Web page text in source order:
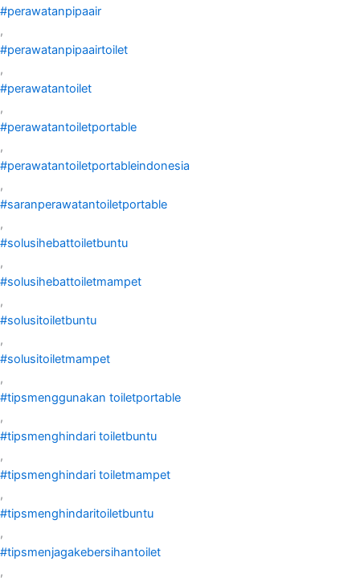
#perawatanpipaair
,
#perawatanpipaairtoilet
,
#perawatantoilet
,
#perawatantoiletportable
,
#perawatantoiletportableindonesia
,
#saranperawatantoiletportable
,
#solusihebattoiletbuntu
,
#solusihebattoiletmampet
,
#solusitoiletbuntu
,
#solusitoiletmampet
,
#tipsmenggunakan toiletportable
,
#tipsmenghindari toiletbuntu
,
#tipsmenghindari toiletmampet
,
#tipsmenghindaritoiletbuntu
,
#tipsmenjagakebersihantoilet
,